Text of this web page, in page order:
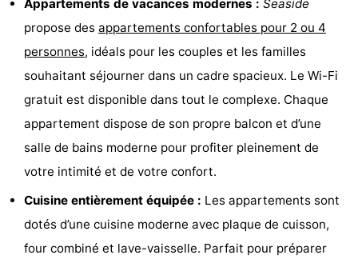
Piscines
Équitation
Terrains
Surfen
Boire
manger
Pratiques
Appartements de vacances modernes : Seaside
propose des appartements confortables pour 2 ou 4
personnes, idéals pour les couples et les familles
souhaitant séjourner dans un cadre spacieux. Le Wi-Fi
gratuit est disponible dans tout le complexe. Chaque
appartement dispose de son propre balcon et d’une
salle de bains moderne pour profiter pleinement de
votre intimité et de votre confort.
Cuisine entièrement équipée : Les appartements sont
dotés d’une cuisine moderne avec plaque de cuisson,
four combiné et lave-vaisselle. Parfait pour préparer